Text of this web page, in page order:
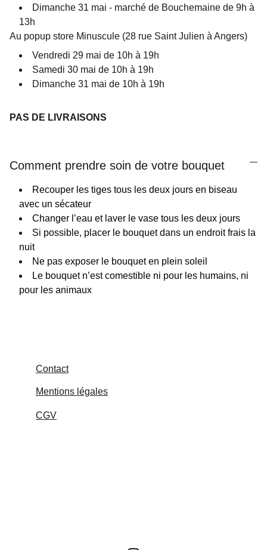
Dimanche 31 mai - marché de Bouchemaine de 9h à
13h
Au popup store Minuscule (28 rue Saint Julien à Angers)
Vendredi 29 mai de 10h à 19h
Samedi 30 mai de 10h à 19h
Dimanche 31 mai de 10h à 19h
PAS DE LIVRAISONS
Comment prendre soin de votre bouquet
Recouper les tiges tous les deux jours en biseau
avec un sécateur
Changer l’eau et laver le vase tous les deux jours
Si possible, placer le bouquet dans un endroit frais la
nuit
Ne pas exposer le bouquet en plein soleil
Le bouquet n’est comestible ni pour les humains, ni
pour les animaux
Contact
Mentions légales
CGV